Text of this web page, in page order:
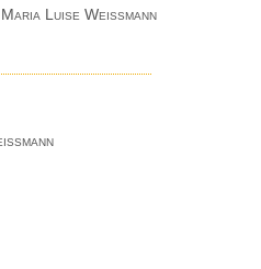
Maria Luise Weissmann